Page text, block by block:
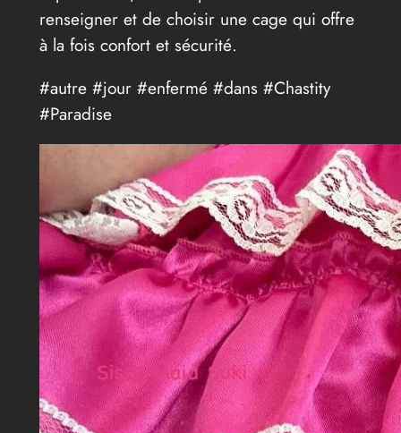
renseigner et de choisir une cage qui offre
à la fois confort et sécurité.
#autre #jour #enfermé #dans #Chastity
#Paradise